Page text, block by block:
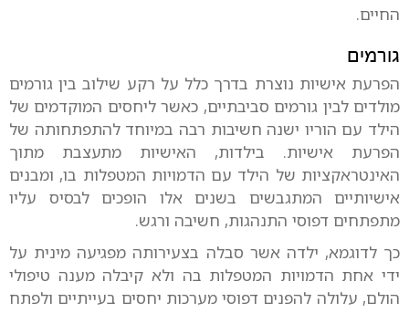
החיים.
גורמים
הפרעת אישיות נוצרת בדרך כלל על רקע שילוב בין גורמים
מולדים לבין גורמים סביבתיים, כאשר ליחסים המוקדמים של
הילד עם הוריו ישנה חשיבות רבה במיוחד להתפתחותה של
הפרעת אישיות. בילדות, האישיות מתעצבת מתוך
האינטראקציות של הילד עם הדמויות המטפלות בו, ומבנים
אישיותיים המתגבשים בשנים אלו הופכים לבסיס עליו
מתפתחים דפוסי התנהגות, חשיבה ורגש.
כך לדוגמא, ילדה אשר סבלה בצעירותה מפגיעה מינית על
ידי אחת הדמויות המטפלות בה ולא קיבלה מענה טיפולי
הולם, עלולה להפנים דפוסי מערכות יחסים בעייתיים ולפתח